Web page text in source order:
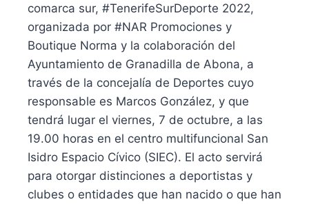
comarca sur, #TenerifeSurDeporte 2022,
organizada por #NAR Promociones y
Boutique Norma y la colaboración del
Ayuntamiento de Granadilla de Abona, a
través de la concejalía de Deportes cuyo
responsable es Marcos González, y que
tendrá lugar el viernes, 7 de octubre, a las
19.00 horas en el centro multifuncional San
Isidro Espacio Cívico (SIEC). El acto servirá
para otorgar distinciones a deportistas y
clubes o entidades que han nacido o que han